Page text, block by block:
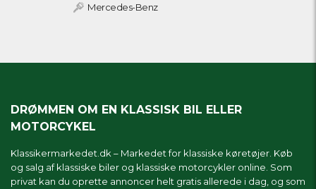
Mercedes-Benz
DRØMMEN OM EN KLASSISK BIL ELLER
MOTORCYKEL
Klassikermarkedet.dk – Markedet for klassiske køretøjer. Køb
og salg af klassiske biler og klassiske motorcykler online. Som
privat kan du oprette annoncer helt gratis allerede i dag, og som